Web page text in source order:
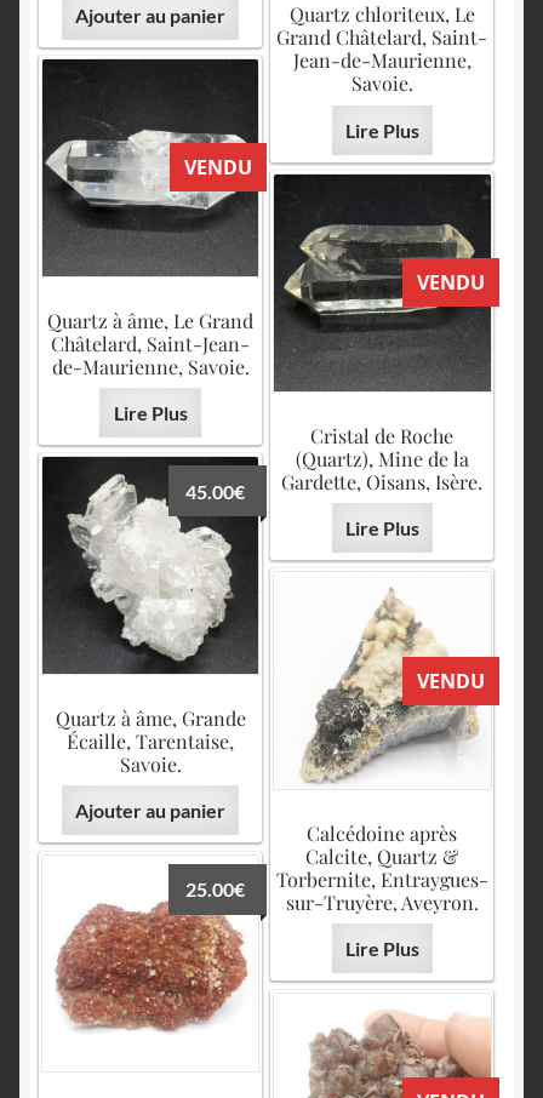
Ajouter au panier
Quartz chloriteux, Le
Grand Châtelard, Saint-
Jean-de-Maurienne,
Savoie.
Lire Plus
VENDU
Quartz à âme, Le Grand
Châtelard, Saint-Jean-
de-Maurienne, Savoie.
Lire Plus
VENDU
Cristal de Roche
(Quartz), Mine de la
Gardette, Oisans, Isère.
Lire Plus
Quartz à âme, Grande
Écaille, Tarentaise,
Savoie.
45.00€
Ajouter au panier
VENDU
Calcédoine après
Calcite, Quartz &
Torbernite, Entraygues-
sur-Truyère, Aveyron.
Lire Plus
25.00€